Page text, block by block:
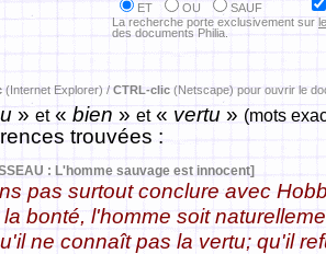
ET OU
SAUF
La recherche porte exclusivement sur
des documents Philia.
(Internet Explorer) / CTRL-clic (Netscape) pour ouvrir le
» et« bien » et« vertu » (mots
trouvées :
: L'homme sauvage est innocent]
pas surtout conclure avec
bonté, l'homme soit
ne connaît pas la vertu; qu'il